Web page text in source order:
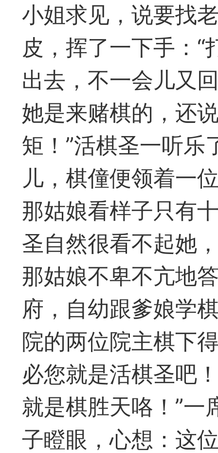
随身带的象棋藏
是象棋典籍宝库，是
的在线棋谱，将学习
体。读者再也不是收
包含非常丰富的内容
适合学习。开局，中
，大家不要错过。一
藏夹中（或叫书签）
专题书签：
州
65
小姐求见，说要找
皮，挥了一下手：“
出去，不一会儿又
她是来赌棋的，还
矩！”活棋圣一听乐
儿，棋僮便领着一
那姑娘看样子只有
圣自然很看不起她
那姑娘不卑不亢地
府，自幼跟爹娘学
院的两位院主棋下
必您就是活棋圣吧
就是棋胜天咯！”一
子瞪眼，心想：这